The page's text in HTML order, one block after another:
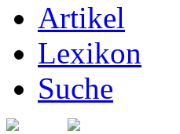
Artikel
Lexikon
Suche